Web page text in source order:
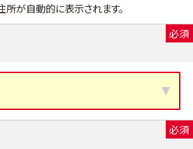
が自動的に表示されます。